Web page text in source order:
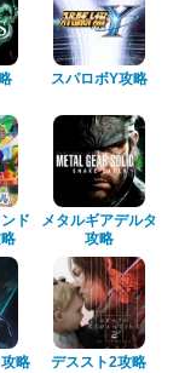
スパロボY攻略
ド
メタルギアデルタ
攻略
略 デススト2攻略